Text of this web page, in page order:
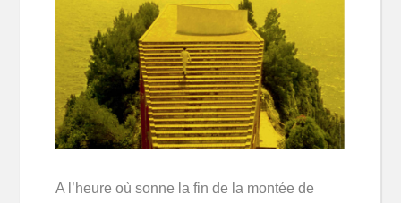
A l’heure où sonne la fin de la montée de